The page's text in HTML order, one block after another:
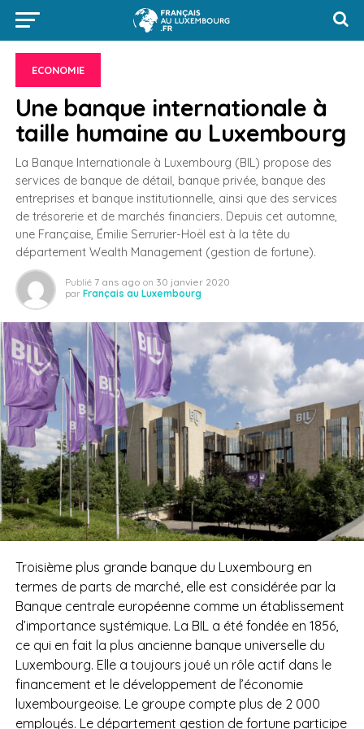
ECONOMIE
Une banque internationale à
taille humaine au Luxembourg
La Banque Internationale à Luxembourg (BIL) propose des
services de banque de détail, banque privée, banque des
entreprises et banque institutionnelle, ainsi que des services
de trésorerie et de marchés financiers. Depuis cet automne,
une Française, Émilie Serrurier-Hoël est à la tête du
département Wealth Management (gestion de fortune).
Publié 7 ans ago on 30 janvier 2020
par Français au Luxembourg
Troisième plus grande banque du Luxembourg en
termes de parts de marché, elle est considérée par la
Banque centrale européenne comme un établissement
d’importance systémique. La BIL a été fondée en 1856,
ce qui en fait la plus ancienne banque universelle du
Luxembourg. Elle a toujours joué un rôle actif dans le
financement et le développement de l’économie
luxembourgeoise. Le groupe compte plus de 2 000
employés. Le département gestion de fortune participe